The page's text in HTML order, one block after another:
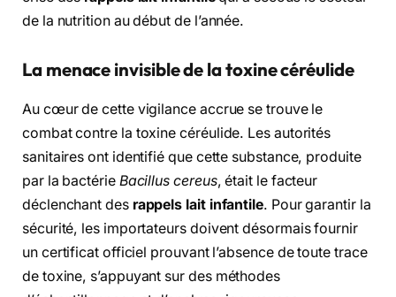
de la nutrition au début de l’année.
La menace invisible de la toxine céréulide
Au cœur de cette vigilance accrue se trouve le
combat contre la toxine céréulide. Les autorités
sanitaires ont identifié que cette substance, produite
par la bactérie Bacillus cereus, était le facteur
déclenchant des rappels lait infantile. Pour garantir la
sécurité, les importateurs doivent désormais fournir
un certificat officiel prouvant l’absence de toute trace
de toxine, s’appuyant sur des méthodes